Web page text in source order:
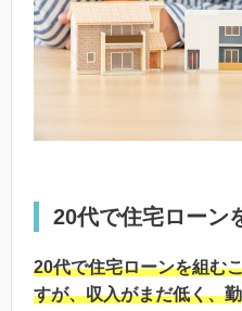
20代で住宅ローン
20代で住宅ローンを組む
すが、収入がまだ低く、